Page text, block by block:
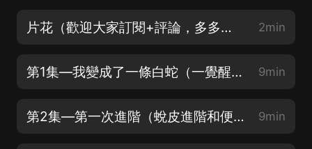
片花（歡迎大家訂閱+評論，多多投送月票喲，每月月票榜前三名可以獲得喜馬月卡一張） 2min
第1集—我變成了一條白蛇（一覺醒來成了一條小白蛇） 9min
第2集—第一次進階（蛻皮進階和便秘差不多？） 9min